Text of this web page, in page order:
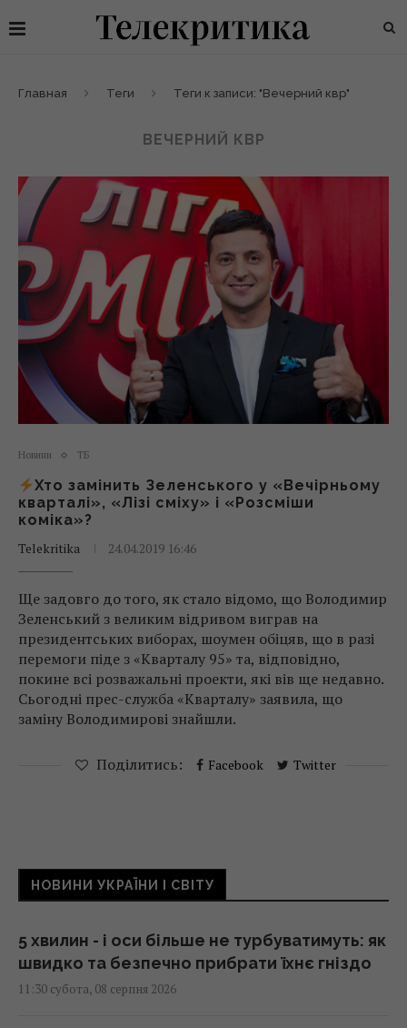
Главная Теги Теги к записи: "Вечерний квр"
ВЕЧЕРНИЙ КВР
Новини ТБ
Хто замінить Зеленського у «Вечірньому
кварталі», «Лізі сміху» і «Розсміши
коміка»?
Telekritika
24.04.2019 16:46
Ще задовго до того, як стало відомо, що Володимир
Зеленський з великим відривом виграв на
президентських виборах, шоумен обіцяв, що в разі
перемоги піде з «Кварталу 95» та, відповідно,
покине всі розважальні проекти, які вів ще недавно.
Сьогодні прес-служба «Кварталу» заявила, що
заміну Володимирові знайшли.
Поділитись: Facebook Twitter
НОВИНИ УКРАЇНИ І СВІТУ
5 хвилин - і оси більше не турбуватимуть: як
швидко та безпечно прибрати їхнє гніздо
11:30 субота, 08 серпня 2026